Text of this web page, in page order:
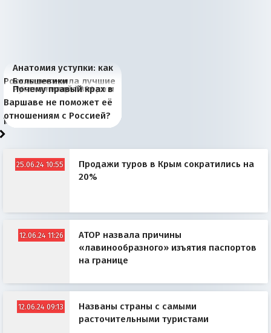
Анатомия уступки: как
Россия потеряла лучшие
рыбопромысловые
районы Баренцева
моря
Большевики
отличаются от «Яблока»
тем, что они -
победители
Киевская марионетка
Запада рассказала о
«переобувании» хозяев
В России назрели
перемены: 15 шагов к
суверенной экономике
Миграционный пожар
Европы
Россия начинает
сбрасывать балласт
Анкориджа
Россия зимой 1904
года: первые уступки во
внутренней политике
Русская нация вчера и
сегодня
Почему правый крах в
Варшаве не поможет её
отношениям с Россией?
25.06.24 10:55
Продажи туров в Крым сократились на
20%
12.06.24 11:26
АТОР назвала причины
«лавинообразного» изъятия паспортов
на границе
12.06.24 09:13
Названы страны с самыми
расточительными туристами